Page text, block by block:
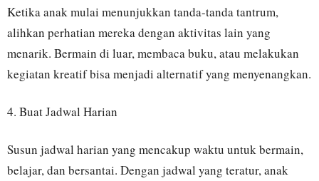
Ketika anak mulai menunjukkan tanda-tanda tantrum,
alihkan perhatian mereka dengan aktivitas lain yang
menarik. Bermain di luar, membaca buku, atau melakukan
kegiatan kreatif bisa menjadi alternatif yang menyenangkan.
4. Buat Jadwal Harian
Susun jadwal harian yang mencakup waktu untuk bermain,
belajar, dan bersantai. Dengan jadwal yang teratur, anak